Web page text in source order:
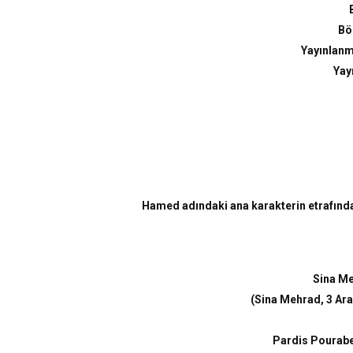
Hamed adındaki ana karakterin
Sina
(Sina Mehrad, 3
Pardis